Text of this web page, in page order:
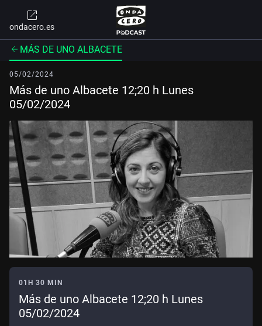
ondacero.es
MÁS DE UNO ALBACETE
05/02/2024
Más de uno Albacete 12;20 h Lunes
05/02/2024
01H 30 MIN
Más de uno Albacete 12;20 h Lunes
05/02/2024